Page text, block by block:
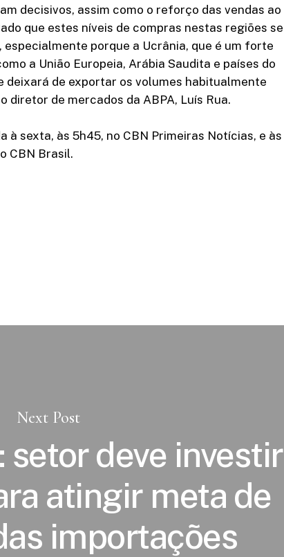
decisivos, assim como o reforço das vendas ao
que estes níveis de compras nestas regiões se
porque a Ucrânia, que é um forte
a União Europeia, Arábia Saudita e países do
de exportar os volumes habitualmente
diretor de mercados da ABPA, Luís Rua.
à sexta, às 5h45, no CBN Primeiras Notícias, e às
CBN Brasil.
Next Post
setor deve investir
atingir meta de
importações